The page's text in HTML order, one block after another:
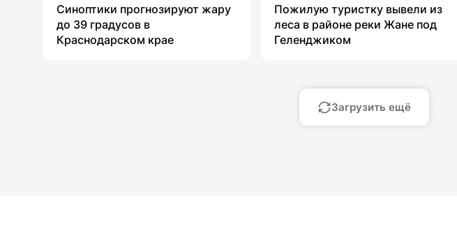
Синоптики прогнозируют жару
до 39 градусов в
Краснодарском крае
Пожилую туристку вывели из
леса в районе реки Жане под
Геленджиком
Загрузить ещё